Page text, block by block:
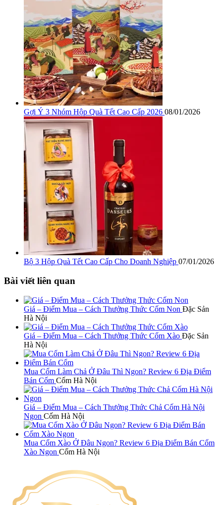
Gợi Ý 3 Nhóm Hộp Quà Tết Cao Cấp 2026 08/01/2026
Bộ 3 Hộp Quà Tết Cao Cấp Cho Doanh Nghiệp 07/01/2026
Bài viết liên quan
Giá – Điểm Mua – Cách Thưởng Thức Cốm Non Đặc Sản
Hà Nội
Giá – Điểm Mua – Cách Thưởng Thức Cốm Xào Đặc Sản
Hà Nội
Mua Cốm Làm Chả Ở Đâu Thì Ngon? Review 6 Địa Điểm
Bán Cốm Cốm Hà Nội
Giá – Điểm Mua – Cách Thưởng Thức Chả Cốm Hà Nội
Ngon Cốm Hà Nội
Mua Cốm Xào Ở Đâu Ngon? Review 6 Địa Điểm Bán Cốm
Xào Ngon Cốm Hà Nội